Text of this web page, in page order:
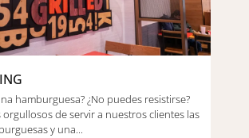
hamburguesa? ¿No puedes resistirse?
orgullosos de servir a nuestros clientes las
y una...